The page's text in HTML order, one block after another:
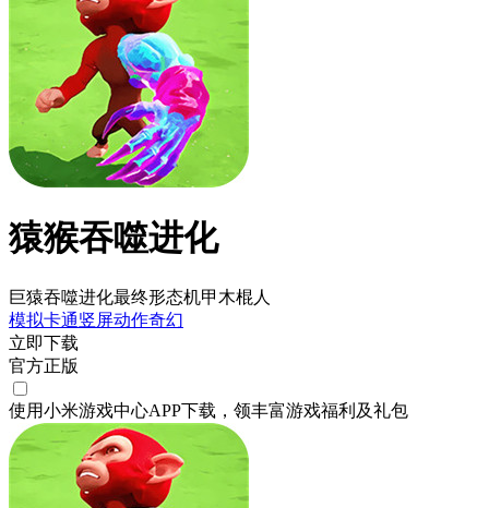
猿猴吞噬进化
巨猿吞噬进化最终形态机甲木棍人
模拟卡通竖屏动作奇幻
立即下载
官方正版
使用小米游戏中心APP下载 ，领丰富游戏福利 及礼包